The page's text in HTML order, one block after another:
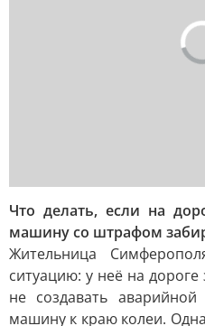
Что делать, если на
машину со штрафом
Жительница
ситуацию: у неё на
не создавать
машину к краю колеи.